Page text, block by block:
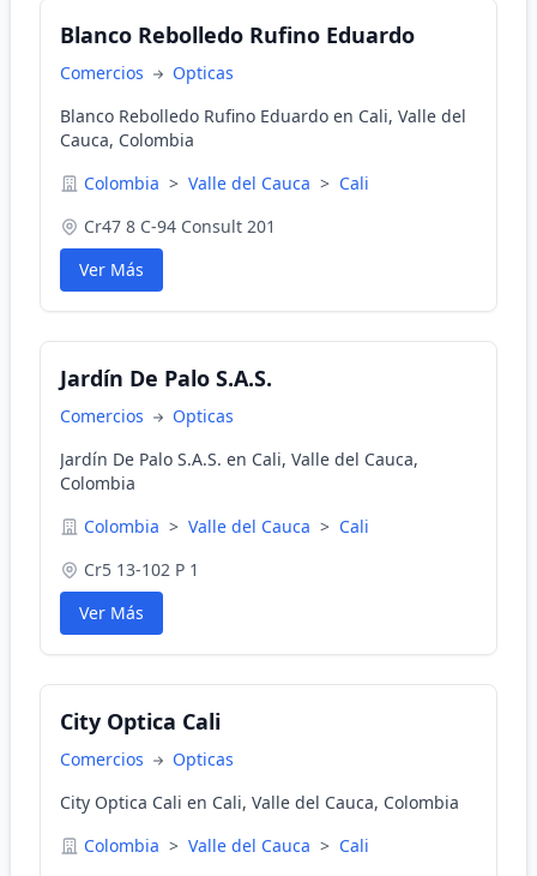
Blanco Rebolledo Rufino Eduardo
Comercios
Opticas
Blanco Rebolledo Rufino Eduardo en Cali, Valle del
Cauca, Colombia
Colombia > Valle del Cauca > Cali
Cr47 8 C-94 Consult 201
Ver Más
Jardín De Palo S.A.S.
Comercios
Opticas
Jardín De Palo S.A.S. en Cali, Valle del Cauca,
Colombia
Colombia > Valle del Cauca > Cali
Cr5 13-102 P 1
Ver Más
City Optica Cali
Comercios
Opticas
City Optica Cali en Cali, Valle del Cauca, Colombia
Colombia > Valle del Cauca > Cali